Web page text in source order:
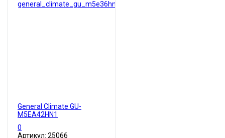
General Climate GU-
M5EA42HN1
0
Артикул: 25066